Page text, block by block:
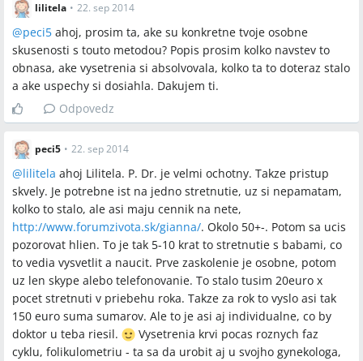
lilitela • 22. sep 2014
@peci5 ahoj, prosim ta, ake su konkretne tvoje osobne
skusenosti s touto metodou? Popis prosim kolko navstev to
obnasa, ake vysetrenia si absolvovala, kolko ta to doteraz stalo
a ake uspechy si dosiahla. Dakujem ti.
Odpovedz
peci5 • 22. sep 2014
@lilitela ahoj Lilitela. P. Dr. je velmi ochotny. Takze pristup
skvely. Je potrebne ist na jedno stretnutie, uz si nepamatam,
kolko to stalo, ale asi maju cennik na nete,
http://www.forumzivota.sk/gianna/. Okolo 50+-. Potom sa ucis
pozorovat hlien. To je tak 5-10 krat to stretnutie s babami, co
to vedia vysvetlit a naucit. Prve zaskolenie je osobne, potom
uz len skype alebo telefonovanie. To stalo tusim 20euro x
pocet stretnuti v priebehu roka. Takze za rok to vyslo asi tak
150 euro suma sumarov. Ale to je asi aj individualne, co by
doktor u teba riesil.
Vysetrenia krvi pocas roznych faz
cyklu, folikulometriu - ta sa da urobit aj u svojho gynekologa,